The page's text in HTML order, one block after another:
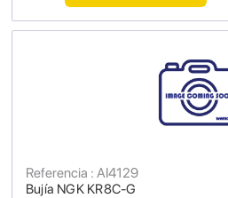
Bujía NGK KR8C-G
Referencia : AI4129